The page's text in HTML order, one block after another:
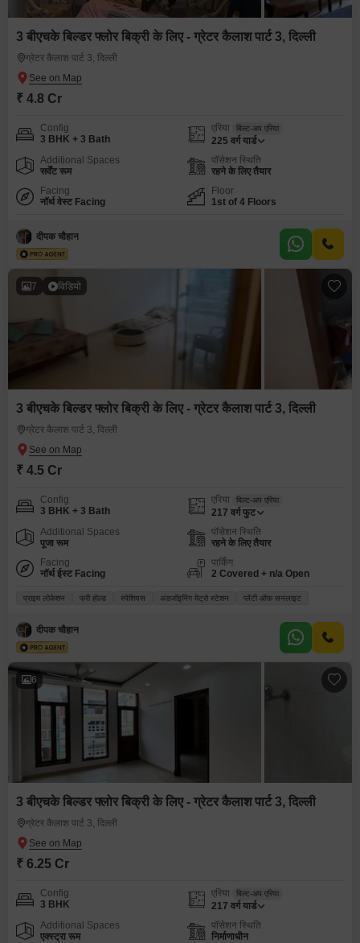
3 बीएचके बिल्डर फ्लोर बिक्री के लिए - ग्रेटर कैलाश पार्ट 3, दिल्ली
ग्रेटर कैलाश पार्ट 3, दिल्ली
₹ 4.8 Cr
Config
3 BHK + 3 Bath
एरिया बिल्ट-अप एरिया
225 वर्ग यार्ड
Additional Spaces
सर्वेंट रूम
पॉसेशन स्थिति
रहने के लिए तैयार
Facing
नॉर्थ वेस्ट Facing
Floor
1st of 4 Floors
दीपक चौहान
7 विडियो
3 बीएचके बिल्डर फ्लोर बिक्री के लिए - ग्रेटर कैलाश पार्ट 3, दिल्ली
ग्रेटर कैलाश पार्ट 3, दिल्ली
₹ 4.5 Cr
Config
3 BHK + 3 Bath
एरिया बिल्ट-अप एरिया
217 वर्ग फुट
Additional Spaces
पूजा रूम
पॉसेशन स्थिति
रहने के लिए तैयार
Facing
नॉर्थ ईस्ट Facing
पार्किंग
2 Covered + n/a Open
प्राइम लोकेशन फ्री होल्ड स्पेशियस अडजॉइनिंग मेट्रो स्टेशन प्लेंटी ऑफ़ सनलाइट
दीपक चौहान
6
3 बीएचके बिल्डर फ्लोर बिक्री के लिए - ग्रेटर कैलाश पार्ट 3, दिल्ली
ग्रेटर कैलाश पार्ट 3, दिल्ली
₹ 6.25 Cr
Config
3 BHK
एरिया बिल्ट-अप एरिया
217 वर्ग यार्ड
Additional Spaces
एक्स्ट्रा रूम
पॉसेशन स्थिति
निर्माणाधीन